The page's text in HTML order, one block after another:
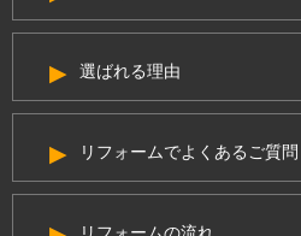
選ばれる理由
リフォームでよくあるご質問
リフォームの流れ